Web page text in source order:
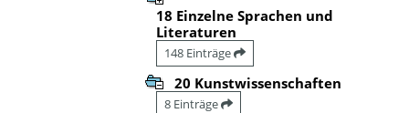
18 Einzelne Sprachen und
Literaturen
148 Einträge
20 Kunstwissenschaften
8 Einträge